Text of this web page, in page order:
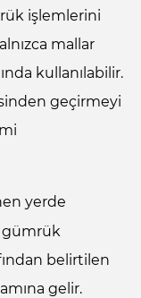
işlemlerini
mallar
kullanılabilir.
geçirmeyi
yerde
gümrük
belirtilen
gelir.